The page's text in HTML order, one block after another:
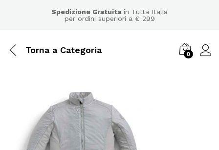
Spedizione Gratuitain Tutta Italia
per ordini superiori a € 299
Torna a Categoria 0